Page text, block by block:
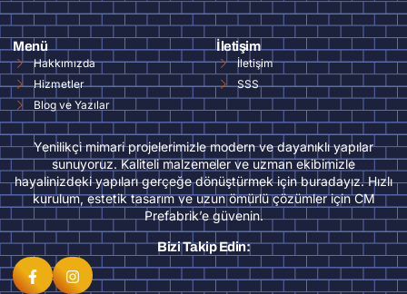
Menü
Hakkımızda
Hizmetler
Blog ve Yazılar
İletişim
İletişim
SSS
Yenilikçi mimari projelerimizle modern ve dayanıklı yapılar
sunuyoruz. Kaliteli malzemeler ve uzman ekibimizle
hayalinizdeki yapıları gerçeğe dönüştürmek için buradayız. Hızlı
kurulum, estetik tasarım ve uzun ömürlü çözümler için CM
Prefabrik’e güvenin.
Bizi Takip Edin: